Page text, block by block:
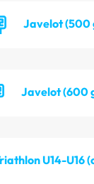
Javelot (500
Javelot (600
U14-U16